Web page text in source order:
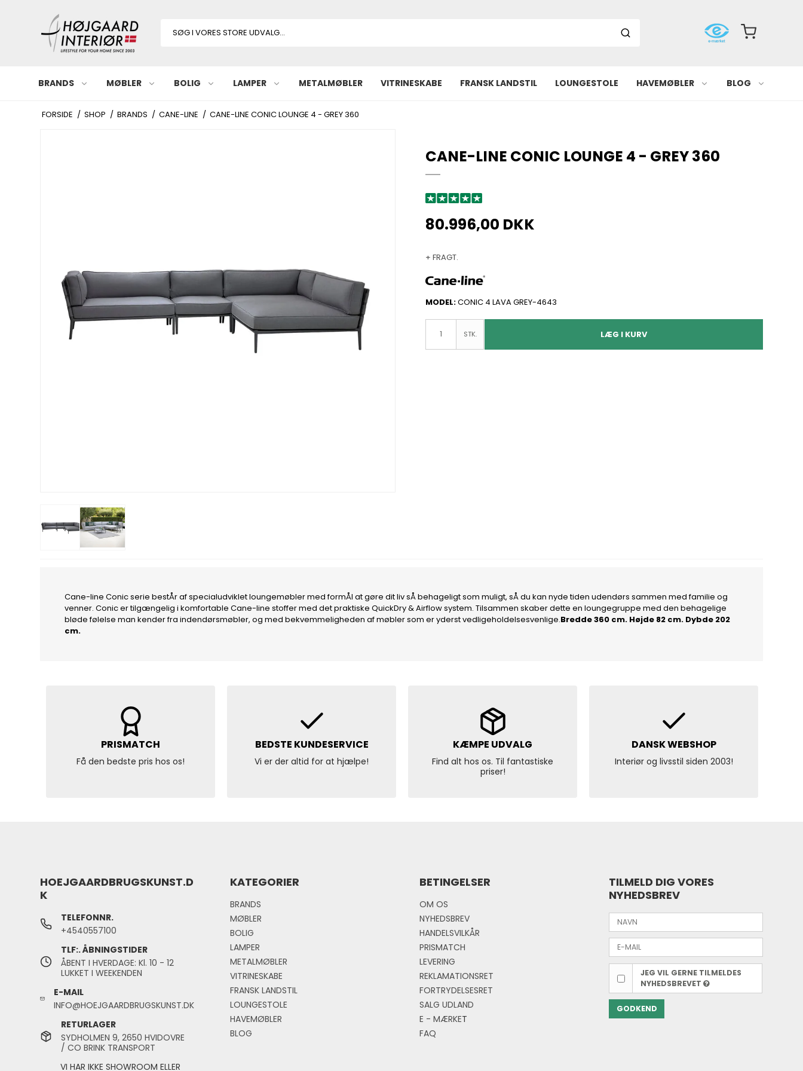
BRANDS MØBLER BOLIG LAMPER METALMØBLER VITRINESKABE FRANSK LANDSTIL LOUNGESTOLE HAVEMØBLER BLOG
FORSIDE / SHOP / BRANDS / CANE-LINE / CANE-LINE CONIC LOUNGE 4 - GREY 360
CANE-LINE CONIC LOUNGE 4 - GREY 360
80.996,00 DKK
+ FRAGT.
MODEL:CONIC 4 LAVA GREY-4643
STK. LÆG I KURV
Cane-line Conic serie bestÅr af specialudviklet loungemøbler med formÅl at gøre dit liv sÅ behageligt som muligt, sÅ du kan nyde tiden udendørs sammen med familie og
venner. Conic er tilgængelig i komfortable Cane-line stoffer med det praktiske QuickDry & Airflow system. Tilsammen skaber dette en loungegruppe med den behagelige
bløde følelse man kender fra indendørsmøbler, og med bekvemmeligheden af møbler som er yderst vedligeholdelsesvenlige.Bredde 360 cm. Højde 82 cm. Dybde 202
cm.
PRISMATCH
Få den bedste pris hos os!
BEDSTE KUNDESERVICE
Vi er der altid for at hjælpe!
KÆMPE UDVALG
Find alt hos os. Til fantastiske
priser!
DANSK WEBSHOP
Interiør og livsstil siden 2003!
HOEJGAARDBRUGSKUNST.D
K
TELEFONNR.
+4540557100
TLF:. ÅBNINGSTIDER
ÅBENT I HVERDAGE: Kl. 10 - 12
LUKKET I WEEKENDEN
E-MAIL
INFO@HOEJGAARDBRUGSKUNST.DK
RETURLAGER
SYDHOLMEN 9, 2650 HVIDOVRE
/ CO BRINK TRANSPORT
VI HAR IKKE SHOWROOM ELLER
KATEGORIER
BRANDS
MØBLER
BOLIG
LAMPER
METALMØBLER
VITRINESKABE
FRANSK LANDSTIL
LOUNGESTOLE
HAVEMØBLER
BLOG
BETINGELSER
OM OS
NYHEDSBREV
HANDELSVILKÅR
PRISMATCH
LEVERING
REKLAMATIONSRET
FORTRYDELSESRET
SALG UDLAND
E - MÆRKET
FAQ
TILMELD DIG VORES
NYHEDSBREV
JEG VIL GERNE TILMELDES
NYHEDSBREVET
GODKEND